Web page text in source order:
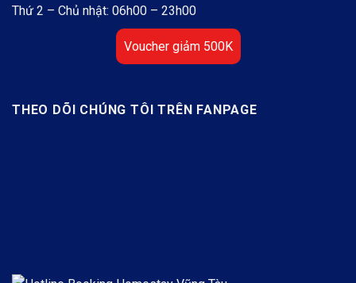
Thứ 2 – Chủ nhật: 06h00 – 23h00
Voucher giảm 500K
THEO DÕI CHÚNG TÔI TRÊN FANPAGE